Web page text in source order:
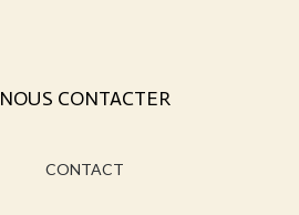
NOUS CONTACTER
CONTACT